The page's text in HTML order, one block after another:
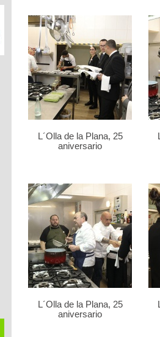
L´Olla de la Plana, 25
aniversario
L´Olla de la Plana, 25
aniversario